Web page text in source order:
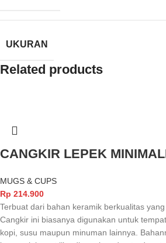
UKURAN
Related products
CANGKIR LEPEK
MUGS & CUPS
Rp 214.900
Terbuat dari bahan keramik berkualitas
Cangkir ini biasanya digunakan untuk
kopi, susu maupun minuman lainnya.